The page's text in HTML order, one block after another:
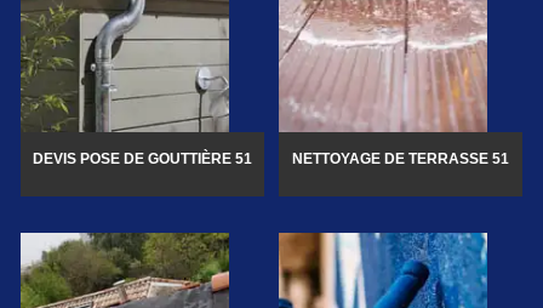
DEVIS POSE DE GOUTTIÈRE 51 NETTOYAGE DE TERRASSE 51